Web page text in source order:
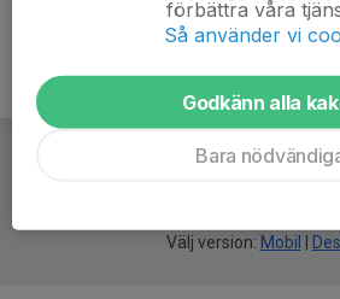
Välj version: Mobil
förbättra våra
Så använder vi
Godkänn alla
Bara